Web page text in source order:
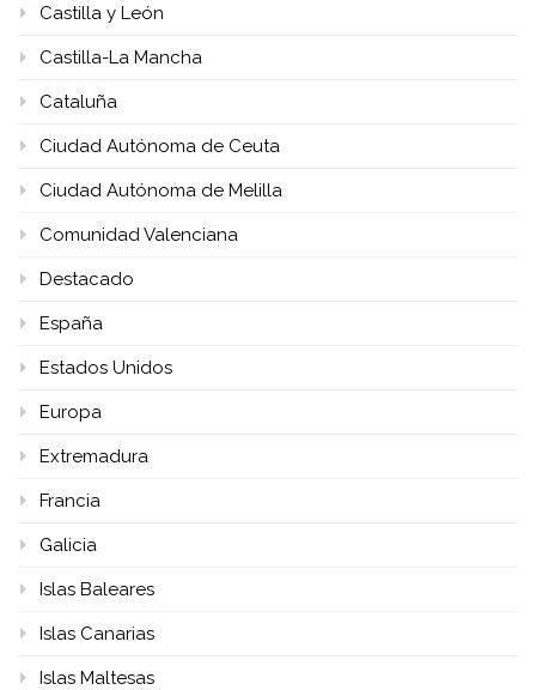
Castilla y León
Castilla-La Mancha
Cataluña
Ciudad Autónoma de Ceuta
Ciudad Autónoma de Melilla
Comunidad Valenciana
Destacado
España
Estados Unidos
Europa
Extremadura
Francia
Galicia
Islas Baleares
Islas Canarias
Islas Maltesas